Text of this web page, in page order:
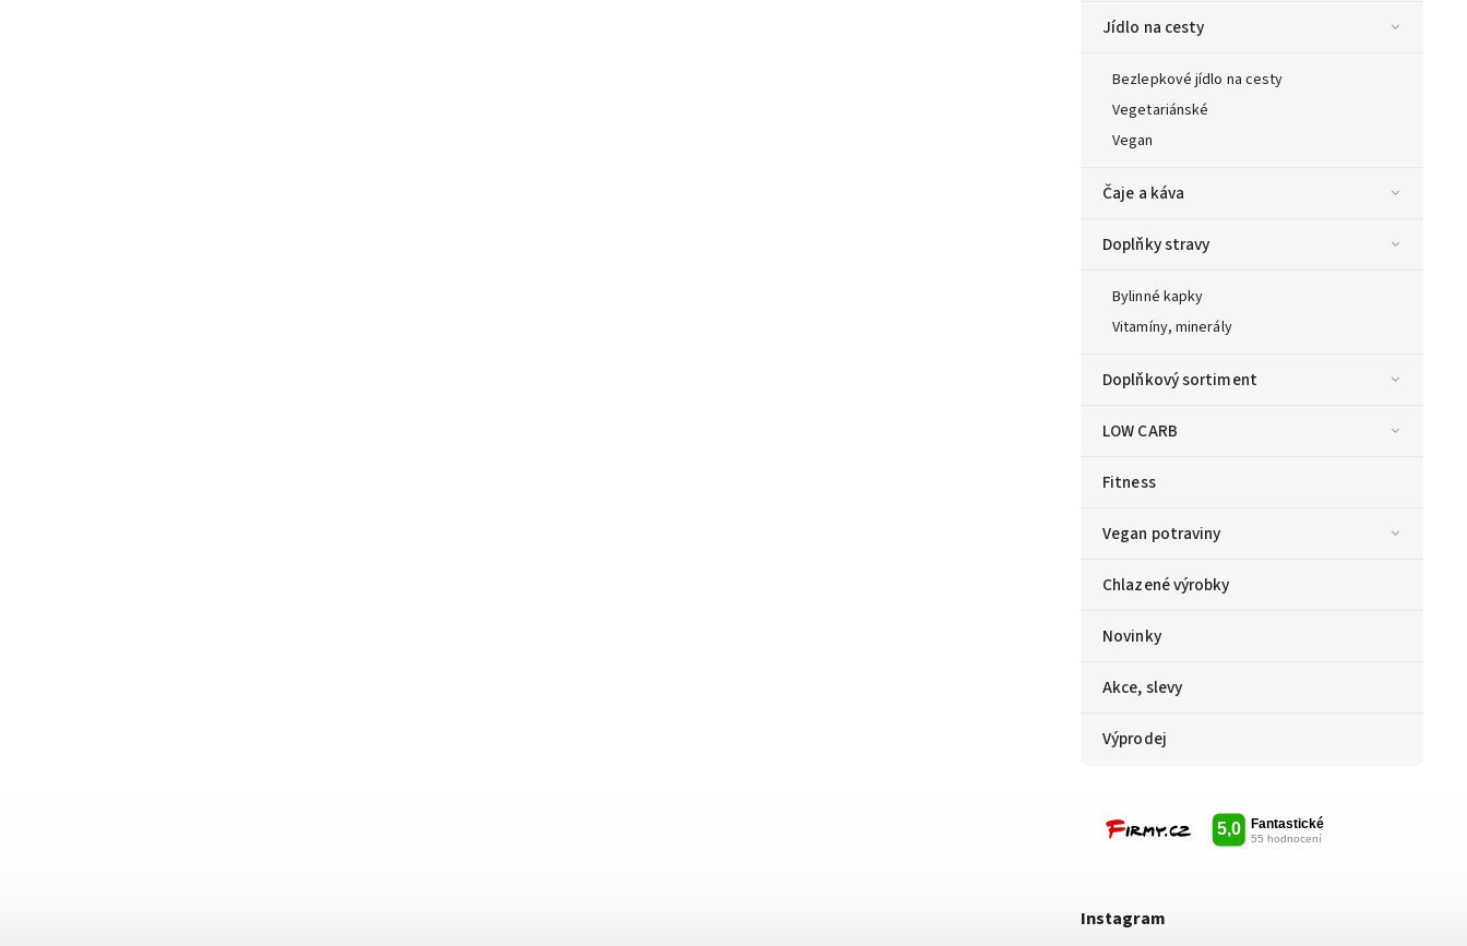
Jídlo na cesty
Bezlepkové jídlo na cesty
Vegetariánské
Vegan
Čaje a káva
Doplňky stravy
Bylinné kapky
Vitamíny, minerály
Doplňkový sortiment
LOW CARB
Fitness
Vegan potraviny
Chlazené výrobky
Novinky
Akce, slevy
Výprodej
Instagram